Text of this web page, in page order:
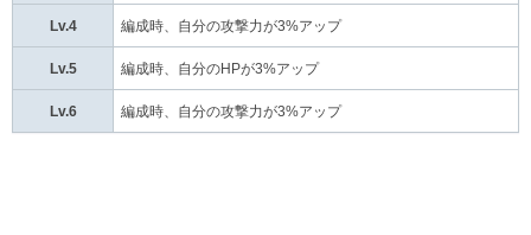
Lv.4 編成時、自分の攻撃力が3%アップ
Lv.5 編成時、自分のHPが3%アップ
Lv.6 編成時、自分の攻撃力が3%アップ